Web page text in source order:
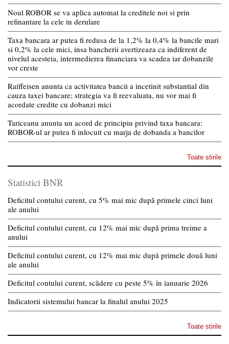
Noul ROBOR se va aplica automat la creditele noi si prin
refinantare la cele in derulare
Taxa bancara ar putea fi redusa de la 1,2% la 0,4% la bancile mari
si 0,2% la cele mici, insa bancherii avertizeaza ca indiferent de
nivelul acesteia, intermedierea financiara va scadea iar dobanzile
vor creste
Raiffeisen anunta ca activitatea bancii a incetinit substantial din
cauza taxei bancare; strategia va fi reevaluata, nu vor mai fi
acordate credite cu dobanzi mici
Tariceanu anunta un acord de principiu privind taxa bancara:
ROBOR-ul ar putea fi inlocuit cu marja de dobanda a bancilor
Toate stirile
Statistici BNR
Deficitul contului curent, cu 5% mai mic după primele cinci luni
ale anului
Deficitul contului curent, cu 12% mai mic după prima treime a
anului
Deficitul contului curent, cu 12% mai mic după primele două luni
ale anului
Deficitul contului curent, scădere cu peste 5% în ianuarie 2026
Indicatorii sistemului bancar la finalul anului 2025
Toate stirile